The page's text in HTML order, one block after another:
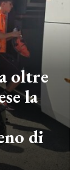
oltre
la
di